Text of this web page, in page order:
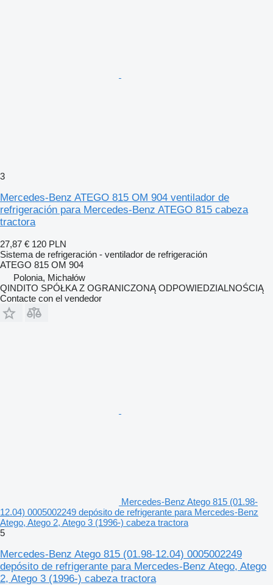
3
Mercedes-Benz ATEGO 815 OM 904 ventilador de
refrigeración para Mercedes-Benz ATEGO 815 cabeza
tractora
27,87 € 120 PLN
Sistema de refrigeración - ventilador de refrigeración
ATEGO 815 OM 904
Polonia, Michałów
QINDITO SPÓŁKA Z OGRANICZONĄ ODPOWIEDZIALNOŚCIĄ
Contacte con el vendedor
Mercedes-Benz Atego 815 (01.98-
12.04) 0005002249 depósito de refrigerante para Mercedes-Benz
Atego, Atego 2, Atego 3 (1996-) cabeza tractora
5
Mercedes-Benz Atego 815 (01.98-12.04) 0005002249
depósito de refrigerante para Mercedes-Benz Atego, Atego
2, Atego 3 (1996-) cabeza tractora